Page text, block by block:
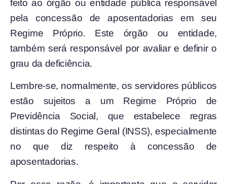
feito ao órgão ou entidade pública responsável
pela concessão de aposentadorias em seu
Regime Próprio. Este órgão ou entidade,
também será responsável por avaliar e definir o
grau da deficiência.
Lembre-se, normalmente, os servidores públicos
estão sujeitos a um Regime Próprio de
Previdência Social, que estabelece regras
distintas do Regime Geral (INSS), especialmente
no que diz respeito à concessão de
aposentadorias.